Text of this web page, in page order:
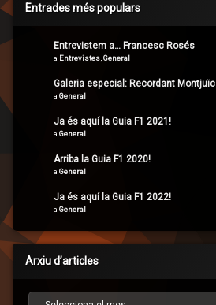
Entrades més populars
Entrevistem a… Francesc Rosés
a Entrevistes General
Galeria especial: Recordant Montjuïc
a General
Ja és aquí la Guia F1 2021!
a General
Arriba la Guia F1 2020!
a General
Ja és aquí la Guia F1 2022!
a General
Arxiu d’articles
Arxiu d’articles